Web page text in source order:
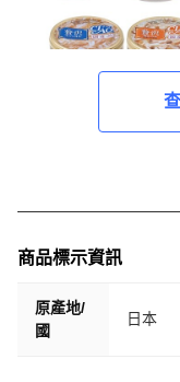
商品標示資訊
原產地/
國
日本